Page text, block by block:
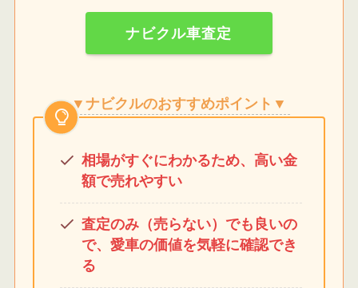
ナビクル車査定
▼ナビクルのおすすめポイント▼
相場がすぐにわかるため、高い金
額で売れやすい
査定のみ（売らない）でも良いの
で、愛車の価値を気軽に確認でき
る